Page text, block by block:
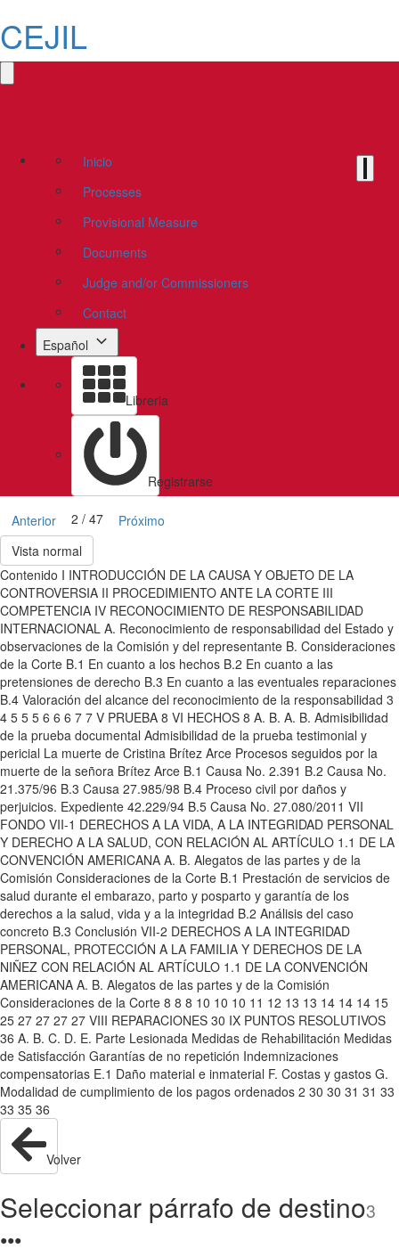
CEJIL
Inicio
Processes
Provisional Measure
Documents
Judge and/or Commissioners
Contact
Español
Libreria
Registrarse
Anterior 2 / 47
Próximo
Vista normal
Contenido I INTRODUCCIÓN DE LA CAUSA Y OBJETO DE LA
CONTROVERSIA II PROCEDIMIENTO ANTE LA CORTE III
COMPETENCIA IV RECONOCIMIENTO DE RESPONSABILIDAD
INTERNACIONAL A. Reconocimiento de responsabilidad del Estado y
observaciones de la Comisión y del representante B. Consideraciones
de la Corte B.1 En cuanto a los hechos B.2 En cuanto a las
pretensiones de derecho B.3 En cuanto a las eventuales reparaciones
B.4 Valoración del alcance del reconocimiento de la responsabilidad 3
4 5 5 5 6 6 6 7 7 V PRUEBA 8 VI HECHOS 8 A. B. A. B. Admisibilidad
de la prueba documental Admisibilidad de la prueba testimonial y
pericial La muerte de Cristina Brítez Arce Procesos seguidos por la
muerte de la señora Brítez Arce B.1 Causa No. 2.391 B.2 Causa No.
21.375/96 B.3 Causa 27.985/98 B.4 Proceso civil por daños y
perjuicios. Expediente 42.229/94 B.5 Causa No. 27.080/2011 VII
FONDO VII-1 DERECHOS A LA VIDA, A LA INTEGRIDAD PERSONAL
Y DERECHO A LA SALUD, CON RELACIÓN AL ARTÍCULO 1.1 DE LA
CONVENCIÓN AMERICANA A. B. Alegatos de las partes y de la
Comisión Consideraciones de la Corte B.1 Prestación de servicios de
salud durante el embarazo, parto y posparto y garantía de los
derechos a la salud, vida y a la integridad B.2 Análisis del caso
concreto B.3 Conclusión VII-2 DERECHOS A LA INTEGRIDAD
PERSONAL, PROTECCIÓN A LA FAMILIA Y DERECHOS DE LA
NIÑEZ CON RELACIÓN AL ARTÍCULO 1.1 DE LA CONVENCIÓN
AMERICANA A. B. Alegatos de las partes y de la Comisión
Consideraciones de la Corte 8 8 8 10 10 10 11 12 13 13 14 14 14 15
25 27 27 27 27 VIII REPARACIONES 30 IX PUNTOS RESOLUTIVOS
36 A. B. C. D. E. Parte Lesionada Medidas de Rehabilitación Medidas
de Satisfacción Garantías de no repetición Indemnizaciones
compensatorias E.1 Daño material e inmaterial F. Costas y gastos G.
Modalidad de cumplimiento de los pagos ordenados 2 30 30 31 31 33
33 35 36
Volver
Seleccionar párrafo de destino3
●●●